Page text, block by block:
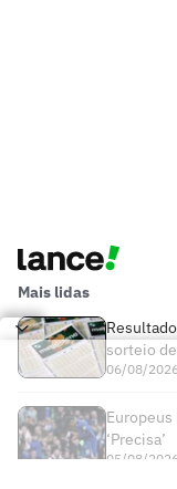
Mais lidas
sorteio
06/08/
Europeus
‘Precisa’
05/08/